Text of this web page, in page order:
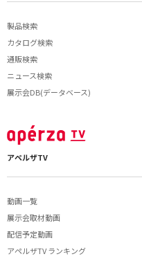
製品検索
カタログ検索
通販検索
ニュース検索
展示会DB(データベース)
アペルザTV
動画一覧
展示会取材動画
配信予定動画
アペルザTV ランキング